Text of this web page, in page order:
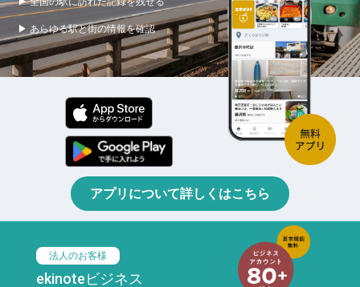
▶ あらゆる駅と街の情報を確認
アプリについて詳しくはこちら
法人のお客様
ekinoteビジネス